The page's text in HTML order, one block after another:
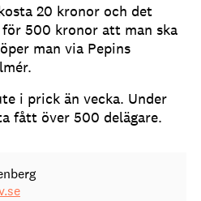
20 kronor och det
500 kronor att man ska
man via Pepins
i prick än vecka. Under
fått över 500 delägare.